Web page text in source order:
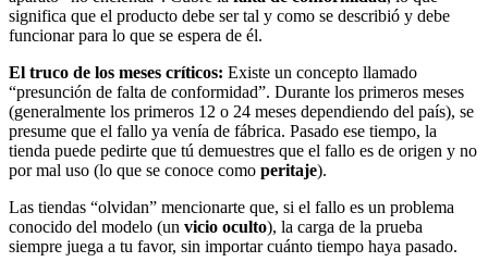
significa que el producto debe ser tal y como se describió y debe
funcionar para lo que se espera de él.
El truco de los meses críticos: Existe un concepto llamado
“presunción de falta de conformidad”. Durante los primeros meses
(generalmente los primeros 12 o 24 meses dependiendo del país), se
presume que el fallo ya venía de fábrica. Pasado ese tiempo, la
tienda puede pedirte que tú demuestres que el fallo es de origen y no
por mal uso (lo que se conoce como peritaje).
Las tiendas “olvidan” mencionarte que, si el fallo es un problema
conocido del modelo (un vicio oculto), la carga de la prueba
siempre juega a tu favor, sin importar cuánto tiempo haya pasado.